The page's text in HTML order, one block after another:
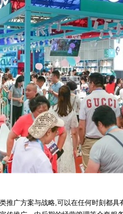
广方案与战略,可以在任何时刻都具